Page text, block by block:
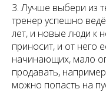
3. Лучше выбери из
тренер успешно
лет, и новые люди к
приносит, и от него
начинающих, мало
продавать,
можно попасть на